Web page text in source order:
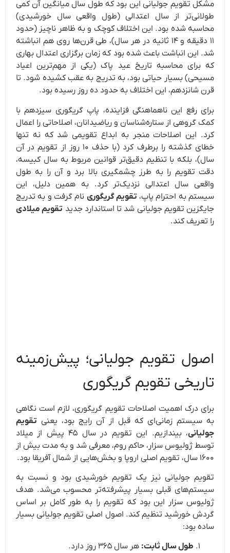
مشکل تقویم جولیانی این بود که طول سال میانگین آن کمی
طولانی‌تر از سال اعتدالی (طول واقعی سال خورشیدی)
محاسبه شده بود. این اختلاف کوچک و به ظاهر ناچیز (حدود
۱۱ دقیقه و ۱۴ ثانیه در هر سال)، طی قرن‌ها روی هم انباشته
شد. این انباشت باعث شده بود که زمان برگزاری اعتدال بهاری
که برای محاسبه تاریخ عید پاک (یکی از مهم‌ترین اعیاد
مسیحی) بسیار حیاتی بود، به تدریج به عقب کشیده شود. تا
قرن شانزدهم، این اختلاف به حدود ده روز رسیده بود.
برای رفع این ناهماهنگی فزاینده، پاپ گریگوری سیزدهم با
کمک گروهی از ستاره‌شناسان و ریاضیدانان، اصلاحاتی را اعمال
کرد. این اصلاحات منجر به ابداع تقویمی شد که نه تنها
خطای گذشته را برطرف کرد (با حذف ۱۰ روز از تقویم در آن
سال)، بلکه با تنظیم دقیق‌تر قوانین مربوط به سال کبیسه،
دقت تقویم را به طرز چشمگیری بالا برد و آن را به طول
واقعی سال اعتدالی نزدیک‌تر کرد. به همین دلیل، این
سیستم به احترام پاپ، تقویم گریگوری نام گرفت و به تدریج
جایگزین تقویم جولیانی شد تا استاندارد جدید تقویم میلادی
را تعریف کند.
اصول تقویم جولیانی؛ پیش‌زمینه
تاریخی تقویم گریگوری
برای درک اهمیت اصلاحات تقویم گریگوری، لازم است نگاهی
به سیستم زمانی‌ای که قبل از آن رایج بود، یعنی تقویم
جولیانی
، بیندازیم. این تقویم در سال ۴۵ پیش از میلاد
توسط ژولیوس سزار، حاکم روم، معرفی شد و به مدت بیش از
۱۶۰۰ سال، تقویم اصلی اروپا و بخش‌هایی از شمال آفریقا بود.
تقویم جولیانی نیز یک تقویم خورشیدی بود و نسبت به
سیستم‌های قبلی بسیار پیشرفته‌تر محسوب می‌شد. هدف
ژولیوس سزار این بود که تقویم را به طور کامل بر اساس
گردش خورشید تنظیم کند. اصول اصلی تقویم جولیانی بسیار
ساده بود:
طول سال ثابت: هر سال ۳۶۵ روز دارد.